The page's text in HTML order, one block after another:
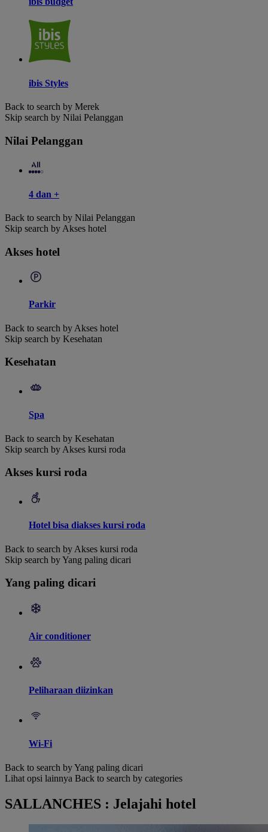
ibis Styles
Back to search by Merek
Skip search by Nilai Pelanggan
Nilai Pelanggan
4 dan +
Back to search by Nilai Pelanggan
Skip search by Akses hotel
Akses hotel
Parkir
Back to search by Akses hotel
Skip search by Kesehatan
Kesehatan
Spa
Back to search by Kesehatan
Skip search by Akses kursi roda
Akses kursi roda
Hotel bisa diakses kursi roda
Back to search by Akses kursi roda
Skip search by Yang paling dicari
Yang paling dicari
Air conditioner
Peliharaan diizinkan
Wi-Fi
Back to search by Yang paling dicari
Lihat opsi lainnya Back to search by categories
SALLANCHES : Jelajahi hotel